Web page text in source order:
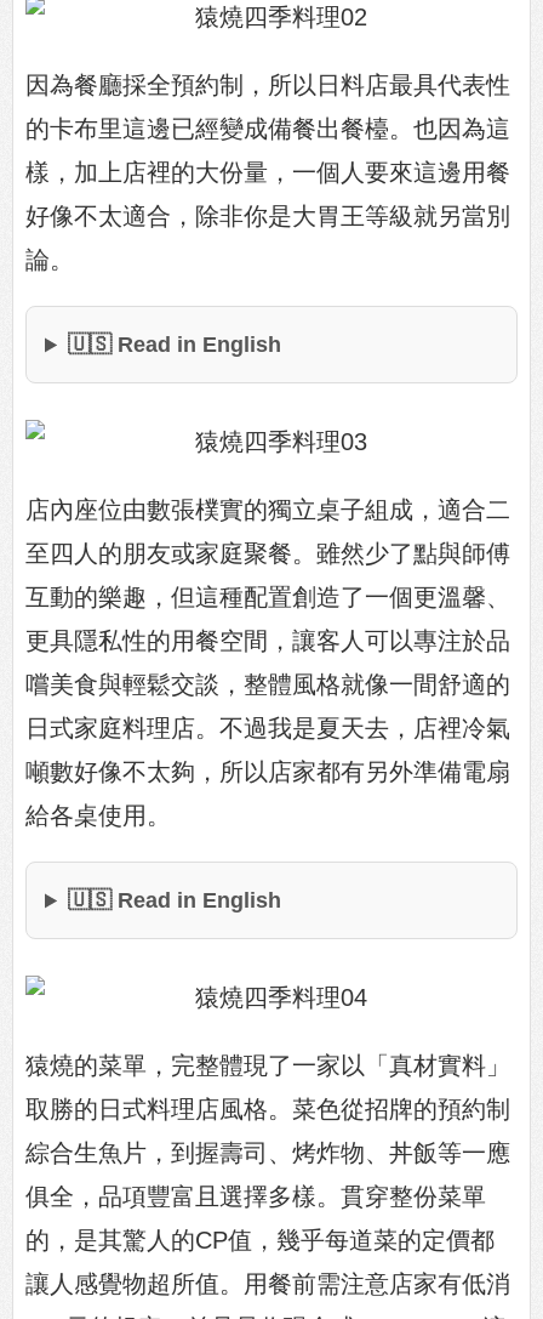
因為餐廳採全預約制，所以日料店最具代表性
的卡布里這邊已經變成備餐出餐檯。也因為這
樣，加上店裡的大份量，一個人要來這邊用餐
好像不太適合，除非你是大胃王等級就另當別
論。
🇺🇸 Read in English
店內座位由數張樸實的獨立桌子組成，適合二
至四人的朋友或家庭聚餐。雖然少了點與師傅
互動的樂趣，但這種配置創造了一個更溫馨、
更具隱私性的用餐空間，讓客人可以專注於品
嚐美食與輕鬆交談，整體風格就像一間舒適的
日式家庭料理店。不過我是夏天去，店裡冷氣
噸數好像不太夠，所以店家都有另外準備電扇
給各桌使用。
🇺🇸 Read in English
猿燒的菜單，完整體現了一家以「真材實料」
取勝的日式料理店風格。菜色從招牌的預約制
綜合生魚片，到握壽司、烤炸物、丼飯等一應
俱全，品項豐富且選擇多樣。貫穿整份菜單
的，是其驚人的CP值，幾乎每道菜的定價都
讓人感覺物超所值。用餐前需注意店家有低消